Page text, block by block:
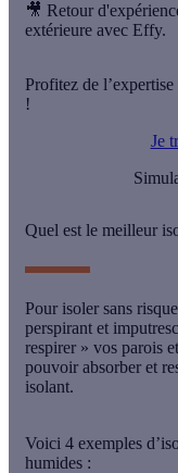
🎥 Retour
extérieure avec Effy.
Profitez de
!
Je
Quel est le meilleur
Pour isoler sans
perspirant et
respirer » vos parois
pouvoir absorber et
isolant.
Voici 4 exemples
humides :